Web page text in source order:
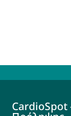
CardioSpot